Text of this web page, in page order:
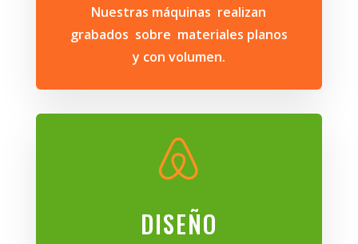
Nuestras máquinas realizan
grabados sobre materiales planos
y con volumen.

DISEÑO